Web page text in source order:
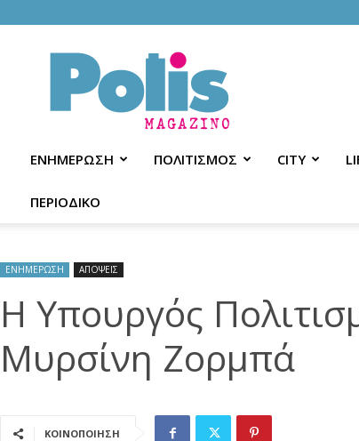
Polis
Magazino
ΕΝΗΜΕΡΩΣΗ ΠΟΛΙΤΙΣΜΟΣ CITY
ΠΕΡΙΟΔΙΚΟ
ΕΝΗΜΕΡΩΣΗ ΑΠΟΨΕΙΣ
Η Υπουργός
Μυρσίνη Ζορμπά
ΚΟΙΝΟΠΟΙΗΣΗ